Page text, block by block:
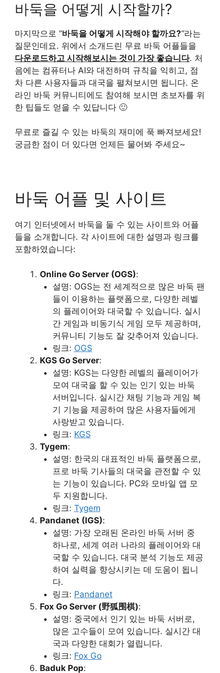
바둑을 어떻게 시작할까?
마지막으로 “바둑을 어떻게 시작해야 할까요?“라는
질문인데요. 위에서 소개드린 무료 바둑 어플들을
다운로드하고 시작해보시는 것이 가장 좋습니다. 처
음에는 컴퓨터나 AI와 대전하며 규칙을 익히고, 점
차 다른 사용자들과 대국을 펼쳐보시면 됩니다. 온
라인 바둑 커뮤니티에도 참여해 보시면 초보자를 위
한 팁들도 얻을 수 있답니다 🙂
무료로 즐길 수 있는 바둑의 재미에 푹 빠져보세요!
궁금한 점이 더 있다면 언제든 물어봐 주세요~
바둑 어플 및 사이트
여기 인터넷에서 바둑을 둘 수 있는 사이트와 어플
들을 소개합니다. 각 사이트에 대한 설명과 링크를
포함하였습니다:
Online Go Server (OGS):
설명: OGS는 전 세계적으로 많은 바둑 팬
들이 이용하는 플랫폼으로, 다양한 레벨
의 플레이어와 대국할 수 있습니다. 실시
간 게임과 비동기식 게임 모두 제공하며,
커뮤니티 기능도 잘 갖추어져 있습니다.
링크: OGS
KGS Go Server:
설명: KGS는 다양한 레벨의 플레이어가
모여 대국을 할 수 있는 인기 있는 바둑
서버입니다. 실시간 채팅 기능과 게임 복
기 기능을 제공하여 많은 사용자들에게
사랑받고 있습니다.
링크: KGS
Tygem:
설명: 한국의 대표적인 바둑 플랫폼으로,
프로 바둑 기사들의 대국을 관전할 수 있
는 기능이 있습니다. PC와 모바일 앱 모
두 지원합니다.
링크: Tygem
Pandanet (IGS):
설명: 가장 오래된 온라인 바둑 서버 중
하나로, 세계 여러 나라의 플레이어와 대
국할 수 있습니다. 대국 분석 기능도 제공
하여 실력을 향상시키는 데 도움이 됩니
다.
링크: Pandanet
Fox Go Server (野狐围棋):
설명: 중국에서 인기 있는 바둑 서버로,
많은 고수들이 모여 있습니다. 실시간 대
국과 다양한 대회가 열립니다.
링크: Fox Go
Baduk Pop: